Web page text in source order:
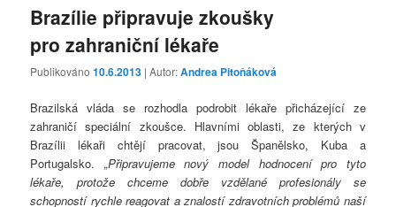
Brazílie připravuje zkoušky
pro zahraniční lékaře
Publikováno10.6.2013 | Autor:Andrea Pitoňáková
Brazilská vláda se rozhodla podrobit lékaře přicházející ze
zahraničí speciální zkoušce. Hlavními oblasti, ze kterých v
Brazílii lékaři chtějí pracovat, jsou Španělsko, Kuba a
Portugalsko. „Připravujeme nový model hodnocení pro tyto
lékaře, protože chceme dobře vzdělané profesionály se
schopností rychle reagovat a znalostí zdravotních problémů naší